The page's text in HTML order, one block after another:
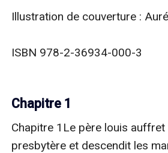
Illustration de couverture :
ISBN 978-2-36934-000-3
Chapitre 1
Chapitre 1Le père louis
presbytère et descendit les